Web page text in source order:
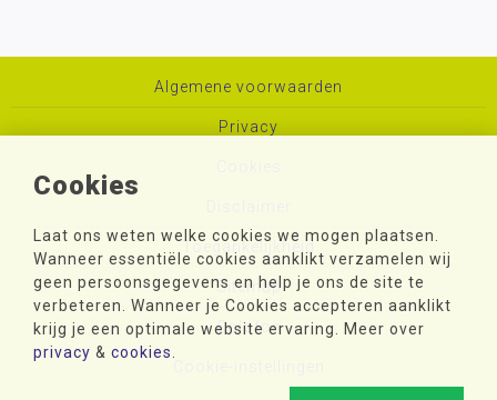
Cookies
Laat ons weten welke cookies we mogen plaatsen.
Wanneer essentiële cookies aanklikt verzamelen wij
geen persoonsgegevens en help je ons de site te
verbeteren. Wanneer je Cookies accepteren aanklikt
krijg je een optimale website ervaring. Meer over
privacy & cookies
Algemene voorwaarden
Privacy
Toegankelijkheid
Sitemap
Colofon